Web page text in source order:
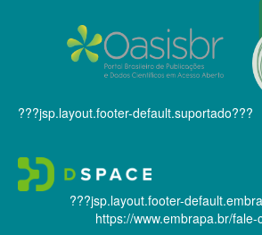
???jsp.layout.footer-default.suportado???
???jsp.layout.footer-
https://www.embrapa.br/fale-